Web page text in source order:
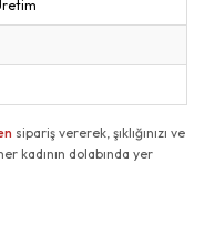
sipariş vererek, şıklığınızı ve
kadının dolabında yer